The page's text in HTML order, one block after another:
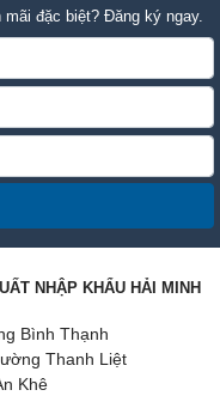
đặc biệt? Đăng ký ngay.
NHẬP KHẨU HẢI MINH
Bình Thạnh
Thanh Liệt
Khê